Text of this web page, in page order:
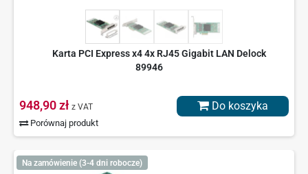
Karta PCI Express x4 4x RJ45 Gigabit LAN Delock
89946
948,90 zł z VAT
Porównaj produkt
Do koszyka
Na zamówienie (3-4 dni robocze)